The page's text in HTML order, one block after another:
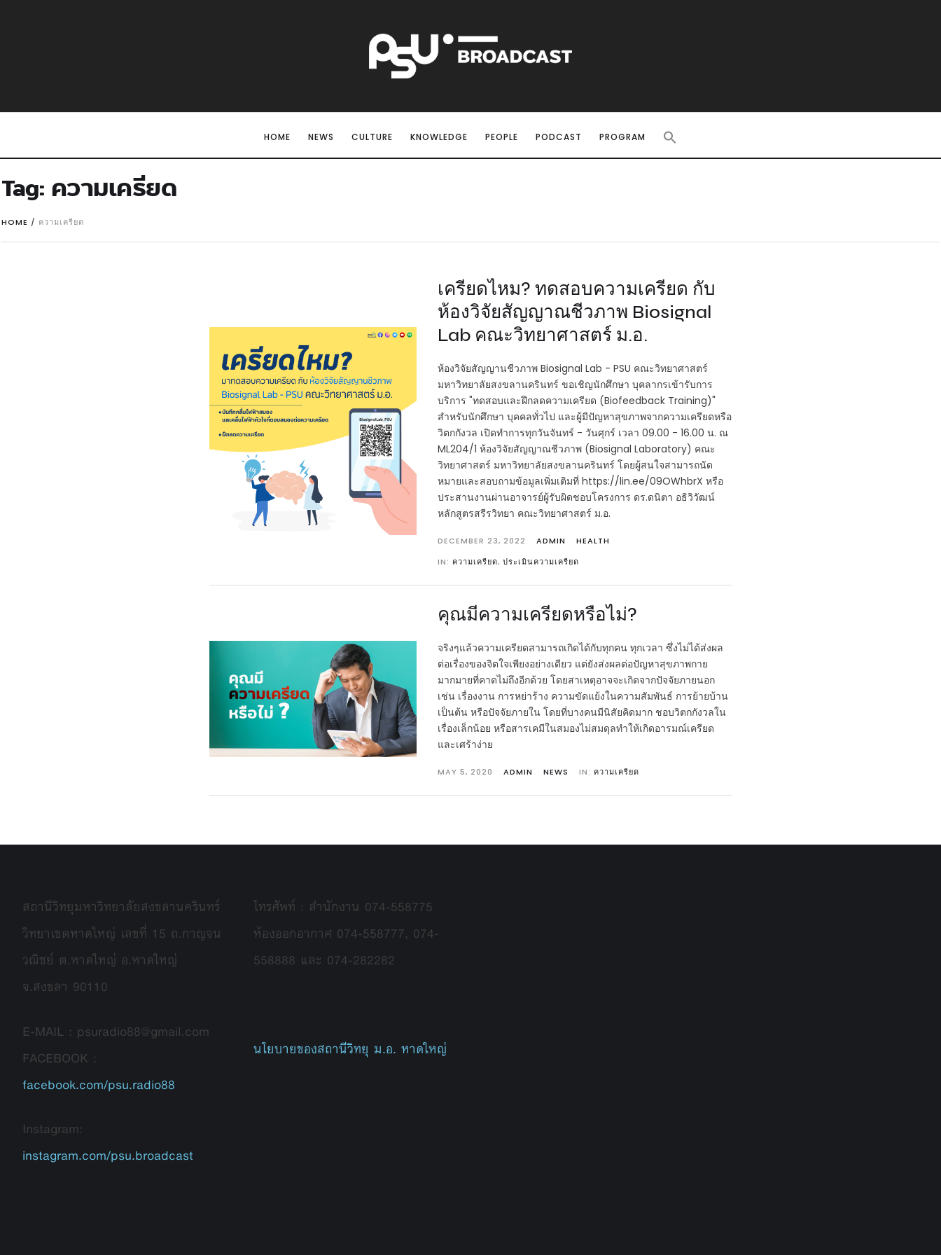
HOME NEWS CULTURE KNOWLEDGE PEOPLE PODCAST PROGRAM
Tag: ความเครียด
HOME / ความเครียด
เครียดไหม? ทดสอบความเครียด กับ
ห้องวิจัยสัญญาณชีวภาพ Biosignal
Lab คณะวิทยาศาสตร์ ม.อ.
ห้องวิจัยสัญญานชีวภาพ Biosignal Lab - PSU คณะวิทยาศาสตร์
มหาวิทยาลัยสงขลานครินทร์ ขอเชิญนักศึกษา บุคลากรเข้ารับการ
บริการ "ทดสอบและฝึกลดความเครียด (Biofeedback Training)"
สำหรับนักศึกษา บุคคลทั่วไป และผู้มีปัญหาสุขภาพจากความเครียดหรือ
วิตกกังวล เปิดทำการทุกวันจันทร์ - วันศุกร์ เวลา 09.00 - 16.00 น. ณ
ML204/1 ห้องวิจัยสัญญาณชีวภาพ (Biosignal Laboratory) คณะ
วิทยาศาสตร์ มหาวิทยาลัยสงขลานครินทร์ โดยผู้สนใจสามารถนัด
หมายและสอบถามข้อมูลเพิ่มเติมที่ https://lin.ee/09OWhbrX หรือ
ประสานงานผ่านอาจารย์ผู้รับผิดชอบโครงการ ดร.ดนิตา อธิวิวัฒน์
หลักสูตรสรีรวิทยา คณะวิทยาศาสตร์ ม.อ.
DECEMBER 23, 2022 ADMIN
HEALTH
IN: ความเครียด, ประเมินความเครียด
คุณมีความเครียดหรือไม่?
จริงๆแล้วความเครียดสามารถเกิดได้กับทุกคน ทุกเวลา ซึ่งไม่ได้ส่งผล
ต่อเรื่องของจิตใจเพียงอย่างเดียว แต่ยังส่งผลต่อปัญหาสุขภาพกาย
มากมายที่คาดไม่ถึงอีกด้วย โดยสาเหตุอาจจะเกิดจากปัจจัยภายนอก
เช่น เรื่องงาน การหย่าร้าง ความขัดแย้งในความสัมพันธ์ การย้ายบ้าน
เป็นต้น หรือปัจจัยภายใน โดยที่บางคนมีนิสัยคิดมาก ชอบวิตกกังวลใน
เรื่องเล็กน้อย หรือสารเคมีในสมองไม่สมดุลทำให้เกิดอารมณ์เครียด
และเศร้าง่าย
MAY 5, 2020 ADMIN NEWS IN: ความเครียด
สถานีวิทยุมหาวิทยาลัยสงขลานครินทร์
วิทยาเขตหาดใหญ่ เลขที่ 15 ถ.กาญจน
วณิชย์ ต.หาดใหญ่ อ.หาดใหญ่
จ.สงขลา 90110
E-MAIL : psuradio88@gmail.com
FACEBOOK :
facebook.com/psu.radio88
Instagram:
instagram.com/psu.broadcast
โทรศัพท์ : สำนักงาน 074-558775
ห้องออกอากาศ 074-558777, 074-
558888 และ 074-282282
นโยบายของสถานีวิทยุ ม.อ. หาดใหญ่